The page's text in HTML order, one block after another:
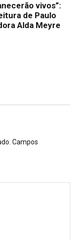
vivos”:
de Paulo
Alda Meyre
Campos